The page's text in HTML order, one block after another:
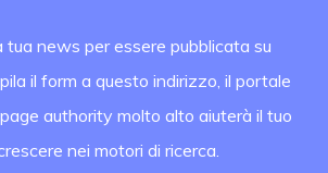
tua news per essere pubblicata su
il form a questo indirizzo, il portale
authority molto alto aiuterà il tuo
nei motori di ricerca.